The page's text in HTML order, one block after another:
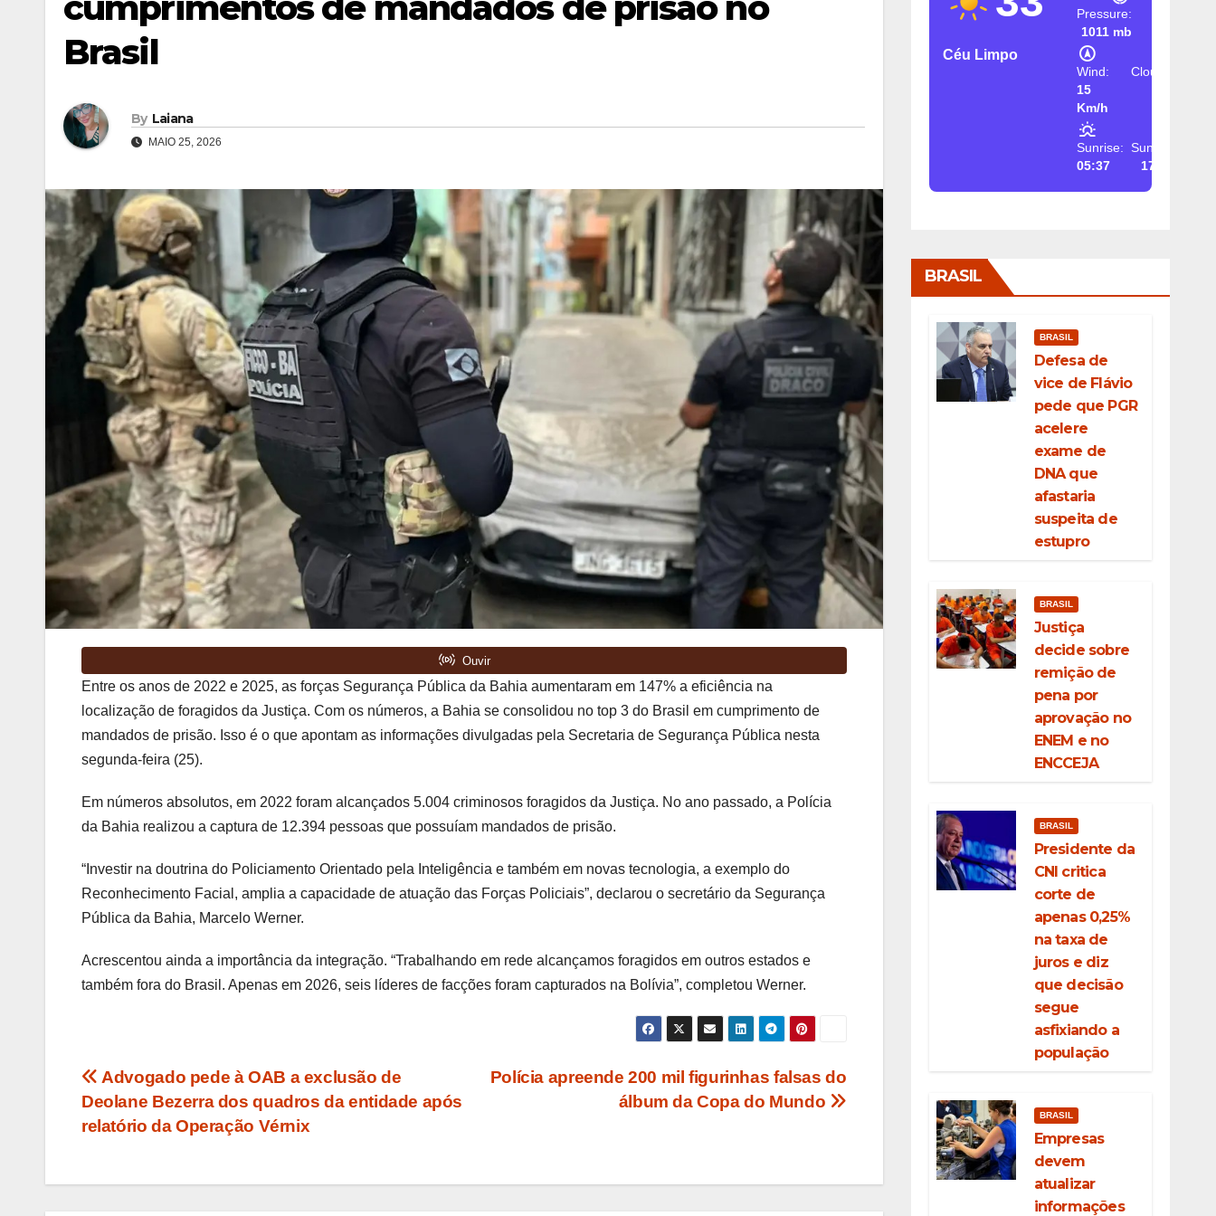
Brasil
By Laiana
MAIO 25, 2026
Entre os anos de 2022 e 2025, as forças Segurança Pública da Bahia aumentaram em 147% a eficiência na
localização de foragidos da Justiça. Com os números, a Bahia se consolidou no top 3 do Brasil em cumprimento de
mandados de prisão. Isso é o que apontam as informações divulgadas pela Secretaria de Segurança Pública nesta
segunda-feira (25).
Em números absolutos, em 2022 foram alcançados 5.004 criminosos foragidos da Justiça. No ano passado, a Polícia
da Bahia realizou a captura de 12.394 pessoas que possuíam mandados de prisão.
“Investir na doutrina do Policiamento Orientado pela Inteligência e também em novas tecnologia, a exemplo do
Reconhecimento Facial, amplia a capacidade de atuação das Forças Policiais”, declarou o secretário da Segurança
Pública da Bahia, Marcelo Werner.
Acrescentou ainda a importância da integração. “Trabalhando em rede alcançamos foragidos em outros estados e
também fora do Brasil. Apenas em 2026, seis líderes de facções foram capturados na Bolívia”, completou Werner.
Navegação
de
Polícia apreende 200 mil figurinhas falsas do
álbum da Copa do Mundo
Advogado pede à OAB a exclusão de
Deolane Bezerra dos quadros da entidade após
relatório da Operação Vérnix
Céu Limpo
Pressure:
1011 mb
Wind:
15
Km/h
Clouds:
Sunrise:
05:37
Sunset:
17:26
BRASIL
BRASIL
Defesa de
vice de Flávio
pede que PGR
acelere
exame de
DNA que
afastaria
suspeita de
estupro
BRASIL
Justiça
decide sobre
remição de
pena por
aprovação no
ENEM e no
ENCCEJA
BRASIL
Presidente da
CNI critica
corte de
apenas 0,25%
na taxa de
juros e diz
que decisão
segue
asfixiando a
população
BRASIL
Empresas
devem
atualizar
informações